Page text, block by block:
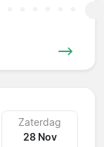
Zaterdag
28 Nov